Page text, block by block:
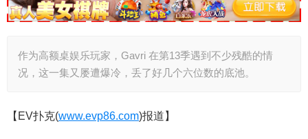
作为高额桌娱乐玩家，Gavri 在第13季遇到不少残酷的情
况，这一集又屡遭爆冷，丢了好几个六位数的底池。
【EV扑克(www.evp86.com)报道】